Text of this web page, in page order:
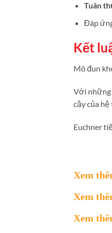
Tuân
Đáp
Kết
Mô đun
Với những
cậy của
Euchner
Xem
Xem
Xem